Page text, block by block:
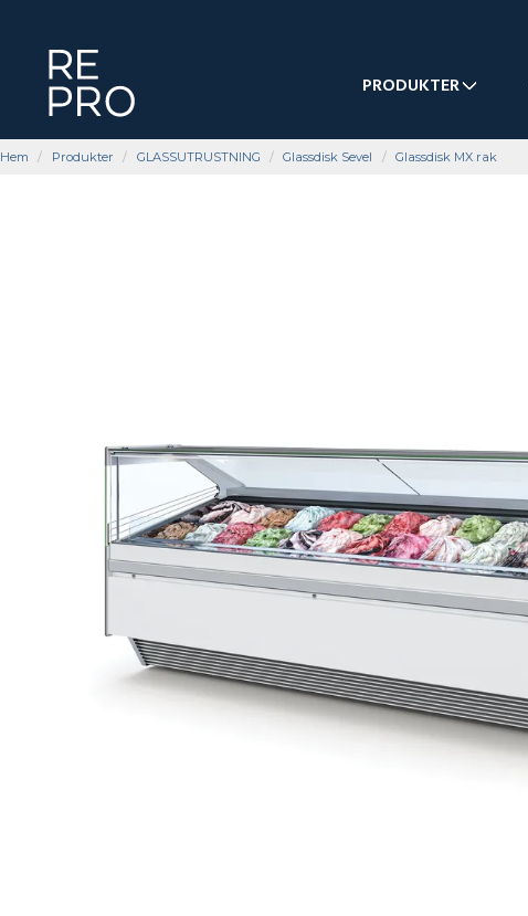
PRODUKTER
Hem Produkter GLASSUTRUSTNING Glassdisk Sevel Glassdisk MX rak